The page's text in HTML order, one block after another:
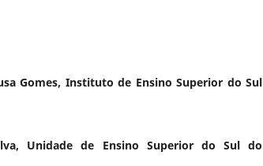
Gomes, Instituto de Ensino Superior do Sul
Unidade de Ensino Superior do Sul do